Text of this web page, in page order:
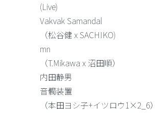
(Live)
Vakvak Samandal
（松谷健 x SACHIKO)
mn
（T.Mikawa x 沼田順）
内田静男
音髑装置
（本田ヨシ子+イツロウ1×2_6）